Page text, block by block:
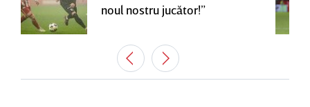
noul nostru jucător!”